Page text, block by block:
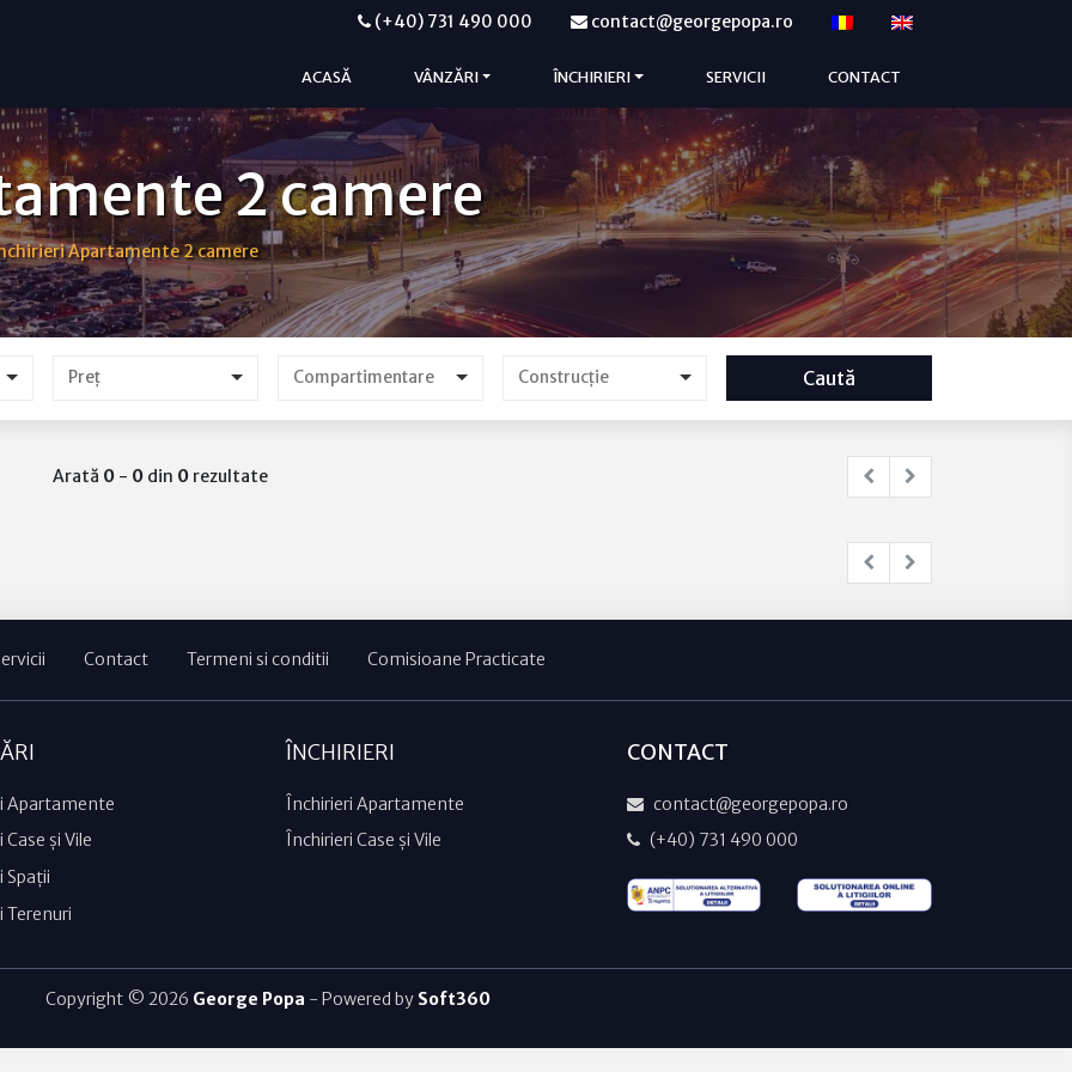
(+40) 731 490 000 contact@georgepopa.ro
ACASĂ VÂNZĂRI ÎNCHIRIERI SERVICII CONTACT
2 camere
Apartamente 2 camere
Preț Caută
Arată 0 - 0 din 0 rezultate
Contact Termeni si conditii Comisioane Practicate
Apartamente
Case și Vile
Spații
Terenuri
ÎNCHIRIERI
Închirieri Apartamente
Închirieri Case și Vile
CONTACT
contact@georgepopa.ro
(+40) 731 490 000
Copyright © 2026 George Popa - Powered by Soft360